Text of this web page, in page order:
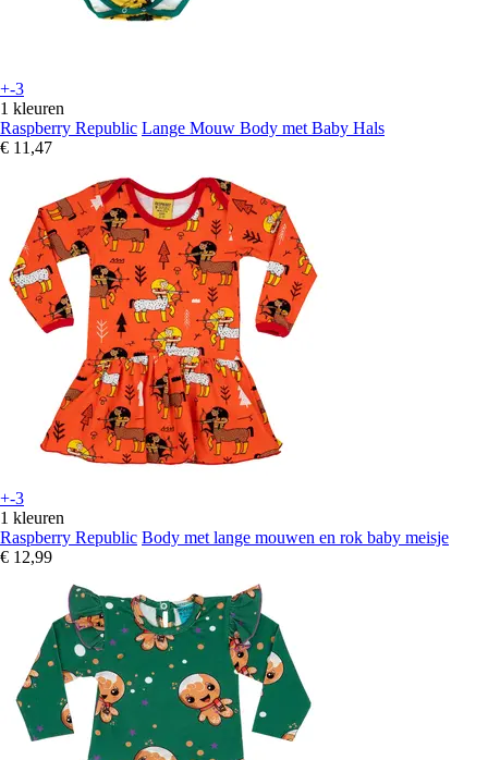
+-3
1 kleuren
Raspberry Republic Lange Mouw Body met Baby Hals
€ 11,47
+-3
1 kleuren
Raspberry Republic Body met lange mouwen en rok baby meisje
€ 12,99